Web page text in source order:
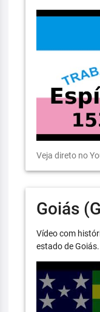
Veja direto no
Goiás
Vídeo com
estado de Goiás.